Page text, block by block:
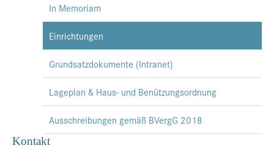
In Memoriam
Einrichtungen
Grundsatzdokumente (Intranet)
Lageplan & Haus- und Benützungsordnung
Ausschreibungen gemäß BVergG 2018
Kontakt